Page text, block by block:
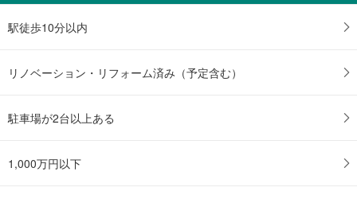
駅徒歩10分以内
リノベーション・リフォーム済み（予定含む）
駐車場が2台以上ある
1,000万円以下